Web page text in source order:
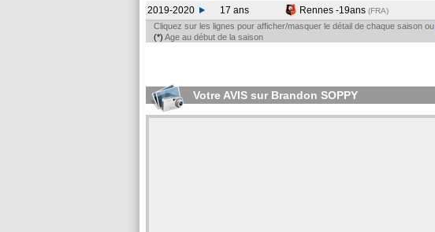
2019-2020
17 ans Rennes -19ans (FRA)
Cliquez sur les lignes pour afficher/masquer le détail de chaque saison ou
(*) Age au début de la saison
Votre AVIS sur Brandon SOPPY